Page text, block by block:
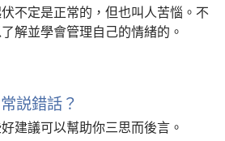
不定是正常的，但也叫人苦惱。不
解並學會管理自己的情緒的。
説錯話？
建議可以幫助你三思而後言。